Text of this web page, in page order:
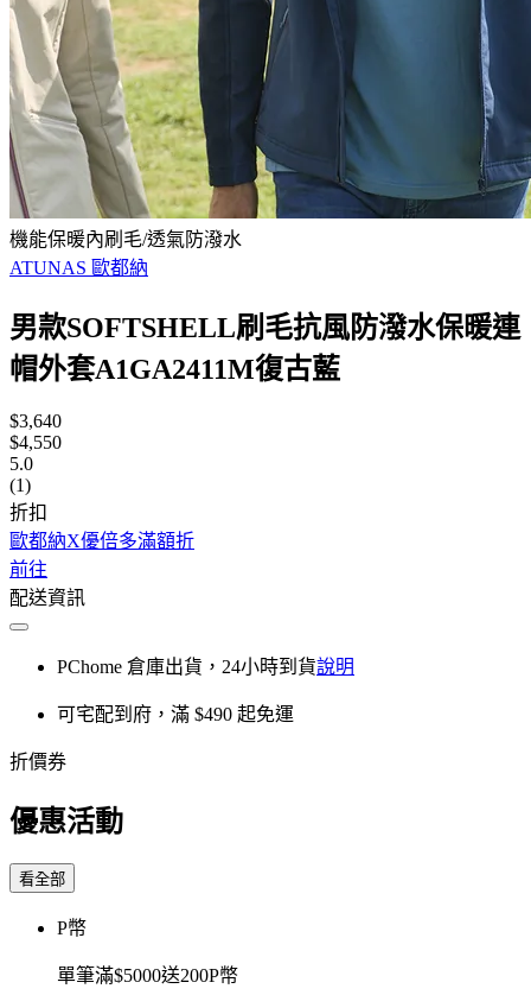
機能保暖內刷毛/透氣防潑水
ATUNAS 歐都納
男款SOFTSHELL刷毛抗風防潑水保暖連
帽外套A1GA2411M復古藍
$3,640
$4,550
5.0
(1)
折扣
歐都納X優倍多滿額折
前往
配送資訊
PChome 倉庫出貨，24小時到貨說明
可宅配到府，滿 $490 起免運
折價券
優惠活動
看全部
P幣
單筆滿$5000送200P幣